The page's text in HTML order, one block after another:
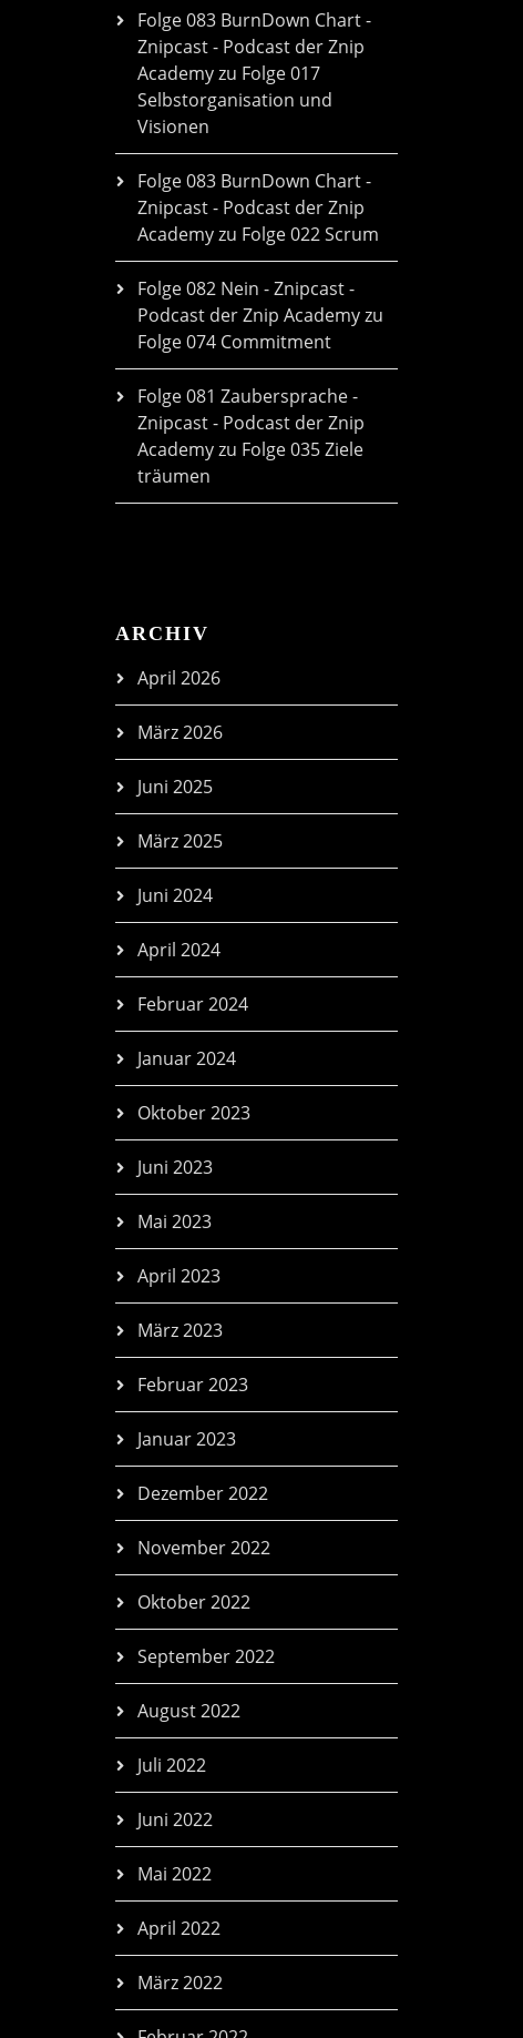
Folge 083 BurnDown Chart -
Znipcast - Podcast der Znip
Academyzu Folge 017
Selbstorganisation und
Visionen
Folge 083 BurnDown Chart -
Znipcast - Podcast der Znip
Academyzu Folge 022 Scrum
Folge 082 Nein - Znipcast -
Podcast der Znip Academyzu
Folge 074 Commitment
Folge 081 Zaubersprache -
Znipcast - Podcast der Znip
Academyzu Folge 035 Ziele
träumen
ARCHIV
April 2026
März 2026
Juni 2025
März 2025
Juni 2024
April 2024
Februar 2024
Januar 2024
Oktober 2023
Juni 2023
Mai 2023
April 2023
März 2023
Februar 2023
Januar 2023
Dezember 2022
November 2022
Oktober 2022
September 2022
August 2022
Juli 2022
Juni 2022
Mai 2022
April 2022
März 2022